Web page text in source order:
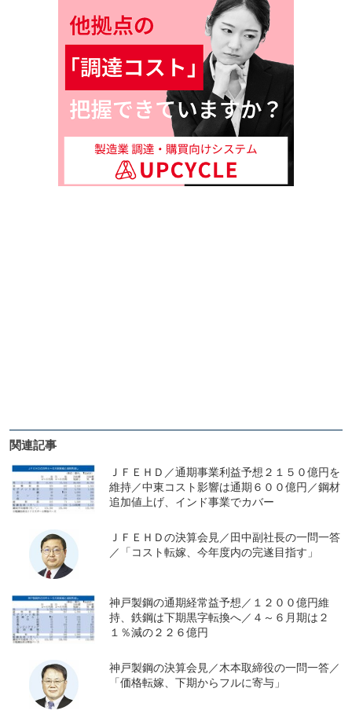
関連記事
ＪＦＥＨＤ／通期事業利益予想２１５０億円を
維持／中東コスト影響は通期６００億円／鋼材
追加値上げ、インド事業でカバー
ＪＦＥＨＤの決算会見／田中副社長の一問一答
／「コスト転嫁、今年度内の完遂目指す」
神戸製鋼の通期経常益予想／１２００億円維
持、鉄鋼は下期黒字転換へ／４～６月期は２
１％減の２２６億円
神戸製鋼の決算会見／木本取締役の一問一答／
「価格転嫁、下期からフルに寄与」